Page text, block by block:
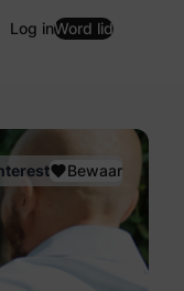
Log inWord lid
Bewaar